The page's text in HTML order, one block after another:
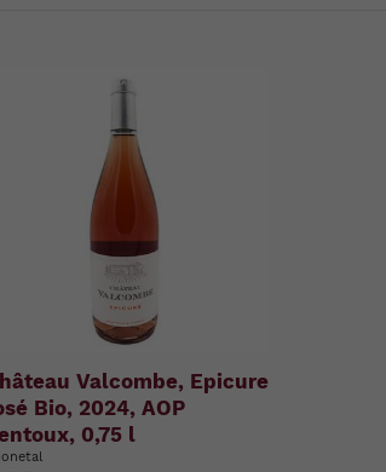
Valcombe, Epicure
Bio, 2024, AOP
0,75 l